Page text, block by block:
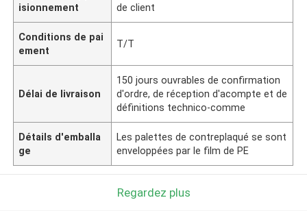
isionnement
de client
Conditions de pai
ement
T/T
Délai de livraison
150 jours ouvrables de confirmation
d'ordre, de réception d'acompte et de
définitions technico-comme
Détails d'emballa
ge
Les palettes de contreplaqué se sont
enveloppées par le film de PE
Regardez plus